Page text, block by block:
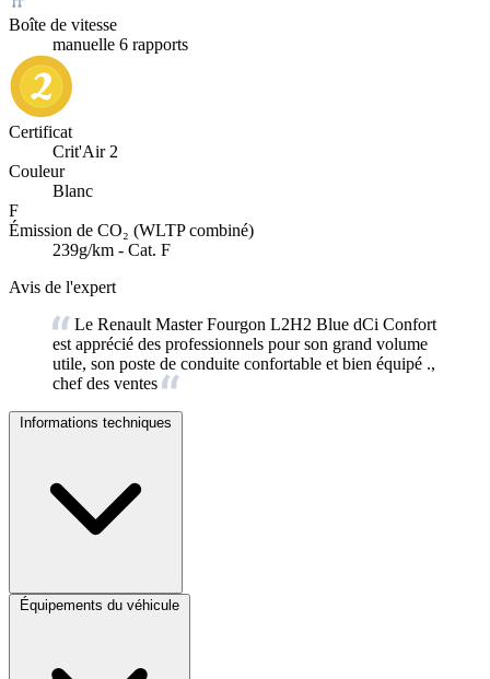
Boîte de vitesse
manuelle 6 rapports
Certificat
Crit'Air 2
Couleur
Blanc
F
Émission de CO₂ (WLTP combiné)
239g/km - Cat. F
Avis de l'expert
Le Renault Master Fourgon L2H2 Blue dCi Confort
est apprécié des professionnels pour son grand volume
utile, son poste de conduite confortable et bien équipé .,
chef des ventes
Informations techniques
Équipements du véhicule